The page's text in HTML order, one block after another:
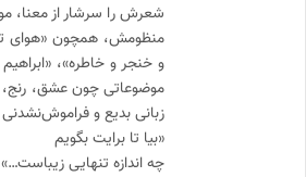
شعرش را سرشار از معنا،
منظومش، همچون «هوای
و خنجر و خاطره»،
موضوعاتی چون عشق، رنج،
زبانی بدیع و
«بیا تا برایت بگویم
چه اندازه تنهایی زیباست…»